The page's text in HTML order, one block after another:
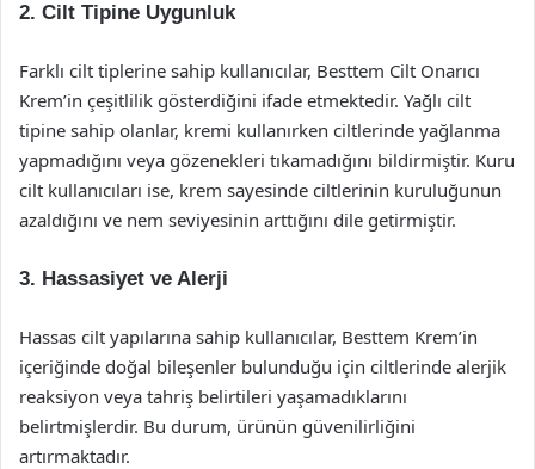
2. Cilt Tipine Uygunluk
Farklı cilt tiplerine sahip kullanıcılar, Besttem Cilt Onarıcı
Krem’in çeşitlilik gösterdiğini ifade etmektedir. Yağlı cilt
tipine sahip olanlar, kremi kullanırken ciltlerinde yağlanma
yapmadığını veya gözenekleri tıkamadığını bildirmiştir. Kuru
cilt kullanıcıları ise, krem sayesinde ciltlerinin kuruluğunun
azaldığını ve nem seviyesinin arttığını dile getirmiştir.
3. Hassasiyet ve Alerji
Hassas cilt yapılarına sahip kullanıcılar, Besttem Krem’in
içeriğinde doğal bileşenler bulunduğu için ciltlerinde alerjik
reaksiyon veya tahriş belirtileri yaşamadıklarını
belirtmişlerdir. Bu durum, ürünün güvenilirliğini
artırmaktadır.